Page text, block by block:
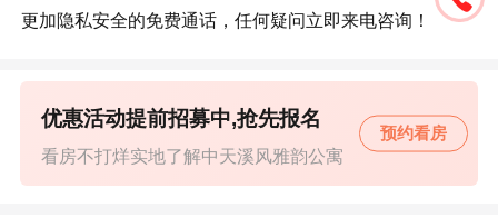
更加隐私安全的免费通话，任何疑问立即来电咨询！
看房不打烊实地了解中天溪风雅韵公寓
优惠活动提前招募中,抢先报名
预约看房